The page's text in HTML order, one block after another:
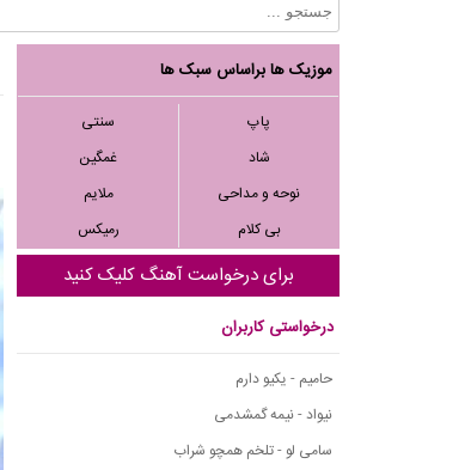
موزیک ها براساس سبک ها
پاپ
سنتی
شاد
غمگین
نوحه و مداحی
ملایم
بی کلام
رمیکس
برای درخواست آهنگ کلیک کنید
درخواستی کاربران
حامیم - یکیو دارم
نیواد - نیمه گمشدمی
سامی لو - تلخم همچو شراب